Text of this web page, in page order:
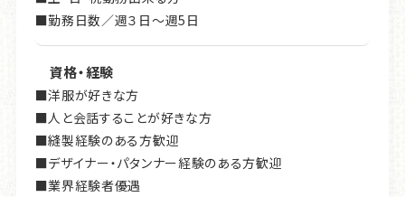
■勤務日数／週３日～週5日
資格・経験
■洋服が好きな方
■人と会話することが好きな方
■縫製経験のある方歓迎
■デザイナー・パタンナー経験のある方歓迎
■業界経験者優遇